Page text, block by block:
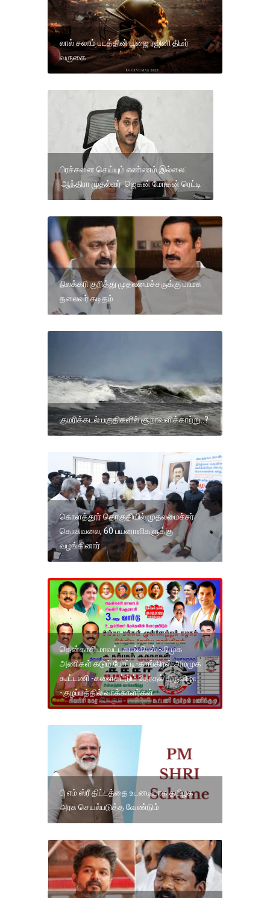
லால் சலாம் படத்தின் பூஜை ரஜினி திடீர்
வருகை
பிரச்சனை செய்யும் எண்ணம் இல்லை:
ஆந்திரா முதல்வர் ஜெகன் மோகன் ரெட்டி
நிலக்கரி குறித்து முதலமைச்சருக்கு பாமக
தலைவர் கடிதம்
குமரிக்கடல் பகுதிகளில் சூறாவளிக்காற்று..?
கொளத்தூர் தொகுதியில் முதலமைச்சர்
கொசுவலை, 60 பயனாளிகளுக்கு
வழங்கினார்
தென்காசி மாவட்டகாங்கிரஸ் -திமுக
அணிகள் கடும் போட்டி-காங்கிரஸ்.அமமுக
கூட்டணி -களைகட்டும் தேர்தல் திருவிழா
-குழப்பத்தில் வாக்காளர்கள்.
பி எம் ஸ்ரீ திட்டத்தை உடனடியாக தமிழக
அரசு செயல்படுத்த வேண்டும்